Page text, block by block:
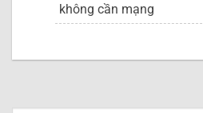
không cần mạng